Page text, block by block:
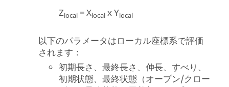
Zlocal = Xlocal x Ylocal
以下のパラメータはローカル座標系で評価
されます：
初期長さ、最終長さ、伸長、すべり、
初期状態、最終状態（オープン/クロー